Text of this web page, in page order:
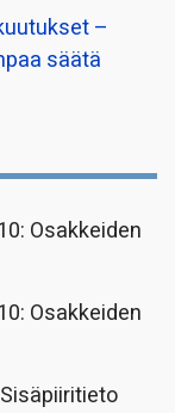
–
säätä
Osakkeiden
Osakkeiden